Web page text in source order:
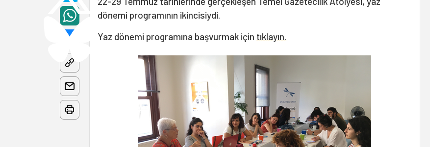
dönemi programının ikincisiydi.
Yaz dönemi programına başvurmak için tıklayın.